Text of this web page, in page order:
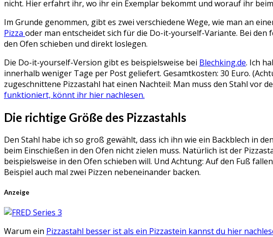
nicht. Hier erfahrt ihr, wo ihr ein Exemplar bekommt und worauf ihr
Im Grunde genommen, gibt es zwei verschiedene Wege, wie man an
Pizza oder man entscheidet sich für die Do-it-yourself-Variante. Bei
den Ofen schieben und direkt loslegen.
Die Do-it-yourself-Version gibt es beispielsweise bei Blechking.de. Ich
innerhalb weniger Tage per Post geliefert. Gesamtkosten: 30 Euro.
zugeschnittene Pizzastahl hat einen Nachteil: Man muss den Stahl vor
funktioniert, könnt ihr hier nachlesen.
Die richtige Größe des Pizzastahls
Den Stahl habe ich so groß gewählt, dass ich ihn wie ein Backblech in
beim Einschießen in den Ofen nicht zielen muss. Natürlich ist der
beispielsweise in den Ofen schieben will. Und Achtung: Auf den Fuß
Beispiel auch mal zwei Pizzen nebeneinander backen.
Anzeige
Warum ein Pizzastahl besser ist als ein Pizzastein kannst du hier